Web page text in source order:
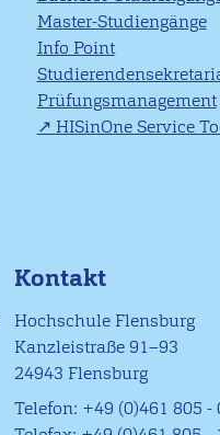
Master-Studiengänge
Info Point
Prüfungsmanagement
HISinOne Service
Kontakt
Hochschule Flensburg
Kanzleistraße 91–93
24943 Flensburg
Telefon: +49 (0)461 805 -